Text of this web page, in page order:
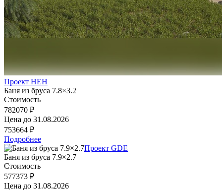
Проект HEH
Баня из бруса 7.8×3.2
Стоимость
782070 ₽
Цена до 31.08.2026
753664 ₽
Подробнее
Проект GDE
Баня из бруса 7.9×2.7
Стоимость
577373 ₽
Цена до 31.08.2026